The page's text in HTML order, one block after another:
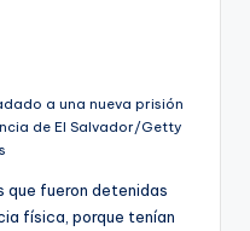
a una nueva prisión
de El Salvador/Getty
que fueron detenidas
física, porque tenían